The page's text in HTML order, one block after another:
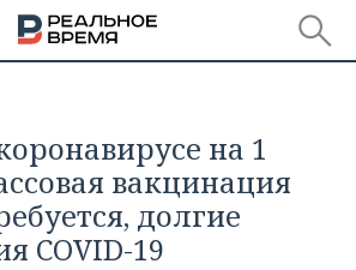
на 1
вакцинация
долгие
COVID-19